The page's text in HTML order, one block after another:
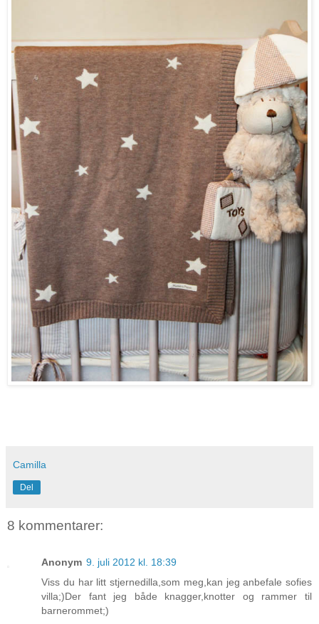
Camilla
Del
8 kommentarer:
Anonym 9. juli 2012 kl. 18:39
Viss du har litt stjernedilla,som meg,kan jeg anbefale sofies
villa;)Der fant jeg både knagger,knotter og rammer til
barnerommet;)